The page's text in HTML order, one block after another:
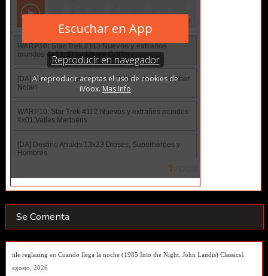
Se Comenta
tile reglazing en Cuando llega la noche (1985 Into the Night. John Landis) Classics1
agosto, 2026